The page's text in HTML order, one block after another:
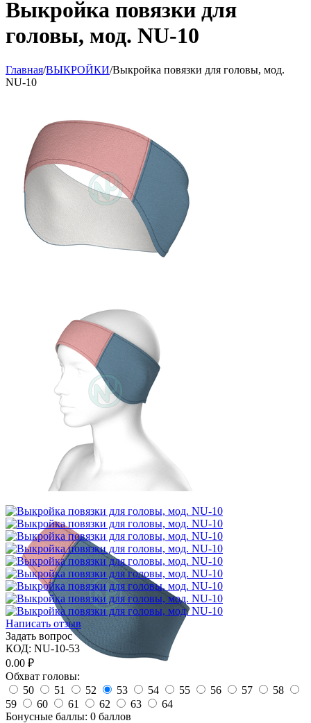
Выкройка повязки для
головы, мод. NU-10
Главная/ВЫКРОЙКИ/Выкройка повязки для головы, мод.
NU-10
Написать отзыв
Задать вопрос
КОД: NU-10-53
0.00 ₽
Обхват головы:
50
51 52 53 54 55 56 57
58
59
60 61 62 63
64
Бонусные баллы: 0 баллов